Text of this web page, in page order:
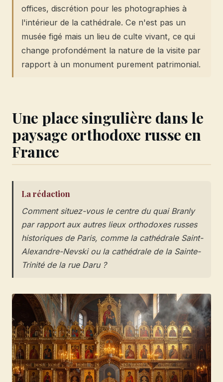
offices, discrétion pour les photographies à
l'intérieur de la cathédrale. Ce n'est pas un
musée figé mais un lieu de culte vivant, ce qui
change profondément la nature de la visite par
rapport à un monument purement patrimonial.
Une place singulière dans le
paysage orthodoxe russe en
France
La rédaction
Comment situez-vous le centre du quai Branly
par rapport aux autres lieux orthodoxes russes
historiques de Paris, comme la cathédrale Saint-
Alexandre-Nevski ou la cathédrale de la Sainte-
Trinité de la rue Daru ?